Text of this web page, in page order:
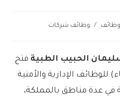
/ وظائف شركات
الحبيب الطبية فتح
الإدارية والأمنية
في عدة مناطق بالمملكة،